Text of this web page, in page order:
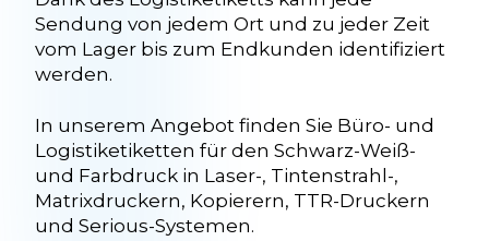
Sendung von jedem Ort und zu jeder Zeit
vom Lager bis zum Endkunden identifiziert
werden.
In unserem Angebot finden Sie Büro- und
Logistiketiketten für den Schwarz-Weiß-
und Farbdruck in Laser-, Tintenstrahl-,
Matrixdruckern, Kopierern, TTR-Druckern
und Serious-Systemen.